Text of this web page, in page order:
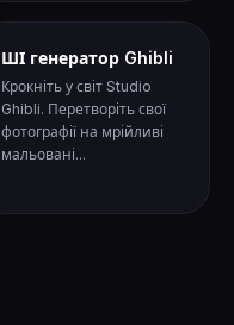
ШІ генератор Ghibli
Крокніть у світ Studio
Ghibli. Перетворіть свої
фотографії на мрійливі
мальовані...